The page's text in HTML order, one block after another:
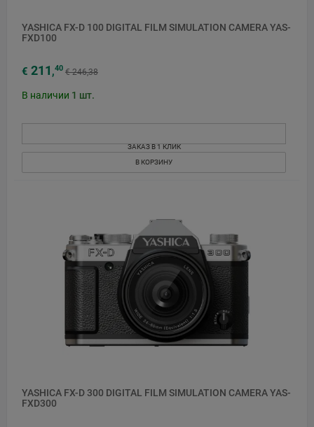
YASHICA FX-D 100 DIGITAL FILM SIMULATION CAMERA YAS-
FXD100
€ 211 ,40 € 246,38
В наличии 1 шт.
ЗАКАЗ В 1 КЛИК
В КОРЗИНУ
YASHICA FX-D 300 DIGITAL FILM SIMULATION CAMERA YAS-
FXD300